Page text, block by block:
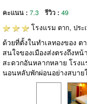
คะแนน : 7.3 รีวิว : 49
โรงแรม ตาก, ประ
ด้วยที่ตั้งในทำเลทองของ
สนใจของเมืองส่งตรงถึงห
สะดวกอันหลากหลาย โรง
นอนหลับพักผ่อนอย่างสบาย